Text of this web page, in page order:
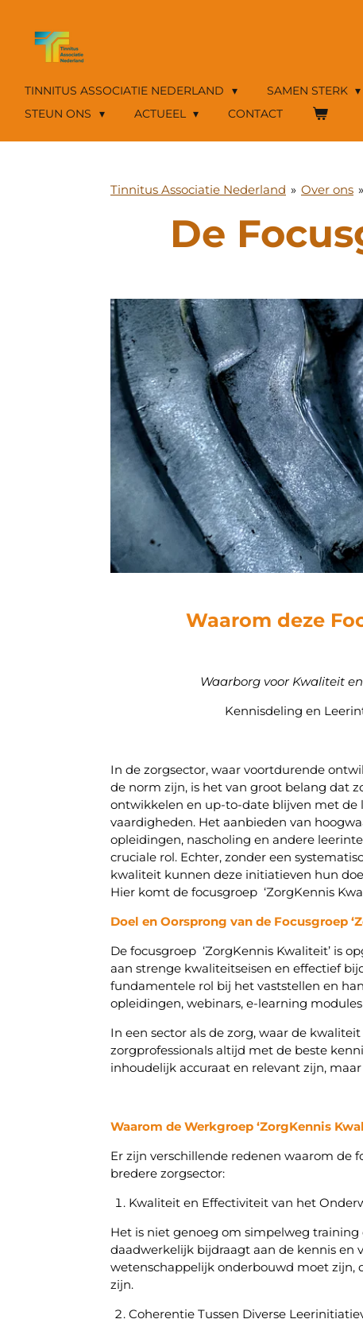
direct
hoofdinhoud
TINNITUS ASSOCIATIE NEDERLAND SAMEN STERK
STEUN ONS
ACTUEEL CONTACT
Tinnitus Associatie Nederland » Over ons »
De
Waarom deze
Waarborg voor Kwaliteit
Kennisdeling en
In de zorgsector, waar voortdurende
de norm zijn, is het van groot belang dat
ontwikkelen en up-to-date blijven met de
vaardigheden. Het aanbieden van
opleidingen, nascholing en andere
cruciale rol. Echter, zonder een
kwaliteit kunnen deze initiatieven hun
Hier komt de focusgroep ‘ZorgKennis
Doel en Oorsprong van de Focusgroep
De focusgroep ‘ZorgKennis Kwaliteit’ is
aan strenge kwaliteitseisen en effectief
fundamentele rol bij het vaststellen en
opleidingen, webinars, e-learning
In een sector als de zorg, waar de
zorgprofessionals altijd met de beste
inhoudelijk accuraat en relevant zijn,
Waarom de Werkgroep ‘ZorgKennis
Er zijn verschillende redenen waarom de
bredere zorgsector:
Kwaliteit en Effectiviteit van het
Het is niet genoeg om simpelweg
daadwerkelijk bijdraagt aan de kennis en
wetenschappelijk onderbouwd moet zijn,
zijn.
Coherentie Tussen Diverse